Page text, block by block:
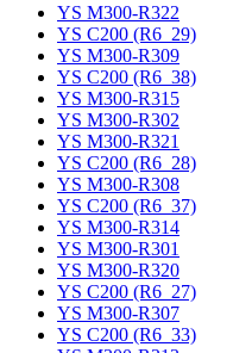
YS M300-R322
YS C200 (R6_29)
YS M300-R309
YS C200 (R6_38)
YS M300-R315
YS M300-R302
YS M300-R321
YS C200 (R6_28)
YS M300-R308
YS C200 (R6_37)
YS M300-R314
YS M300-R301
YS M300-R320
YS C200 (R6_27)
YS M300-R307
YS C200 (R6_33)